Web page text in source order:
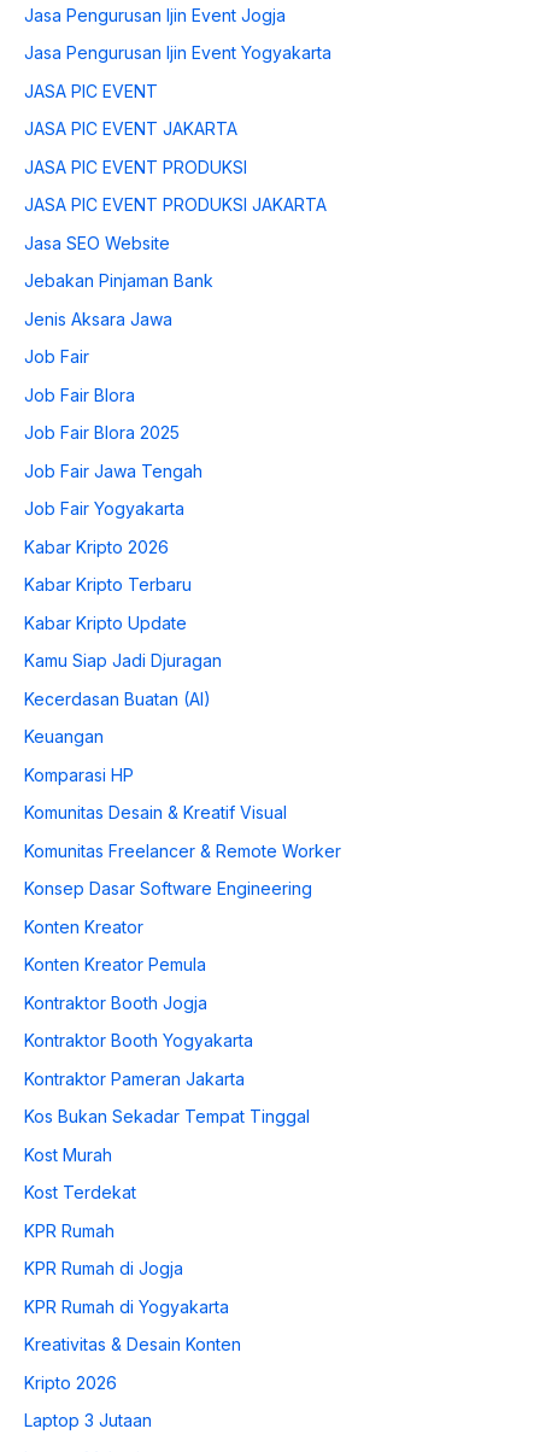
Jasa Pengurusan Ijin Event Jogja
Jasa Pengurusan Ijin Event Yogyakarta
JASA PIC EVENT
JASA PIC EVENT JAKARTA
JASA PIC EVENT PRODUKSI
JASA PIC EVENT PRODUKSI JAKARTA
Jasa SEO Website
Jebakan Pinjaman Bank
Jenis Aksara Jawa
Job Fair
Job Fair Blora
Job Fair Blora 2025
Job Fair Jawa Tengah
Job Fair Yogyakarta
Kabar Kripto 2026
Kabar Kripto Terbaru
Kabar Kripto Update
Kamu Siap Jadi Djuragan
Kecerdasan Buatan (AI)
Keuangan
Komparasi HP
Komunitas Desain & Kreatif Visual
Komunitas Freelancer & Remote Worker
Konsep Dasar Software Engineering
Konten Kreator
Konten Kreator Pemula
Kontraktor Booth Jogja
Kontraktor Booth Yogyakarta
Kontraktor Pameran Jakarta
Kos Bukan Sekadar Tempat Tinggal
Kost Murah
Kost Terdekat
KPR Rumah
KPR Rumah di Jogja
KPR Rumah di Yogyakarta
Kreativitas & Desain Konten
Kripto 2026
Laptop 3 Jutaan